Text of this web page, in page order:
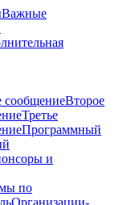
Важные
сообщениеВторое
Третье
Программный
и
по
Организации-